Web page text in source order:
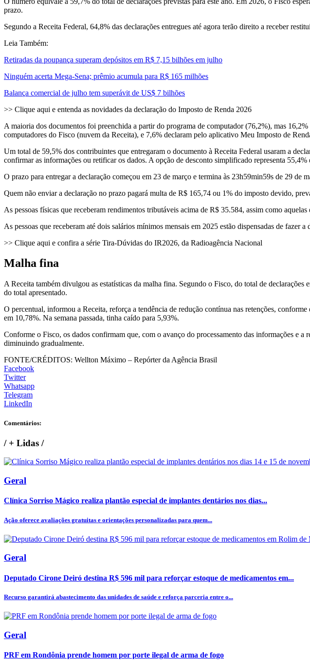
prazo.
Segundo a Receita Federal, 64,8% das declarações entregues até agora terão direito a receber
Leia Também:
Retiradas da poupança superam depósitos em R$ 7,15 bilhões em julho
Ninguém acerta Mega-Sena; prêmio acumula para R$ 165 milhões
Balança comercial de julho tem superávit de US$ 7 bilhões
>> Clique aqui e entenda as novidades da declaração do Imposto de Renda 2026
A maioria dos documentos foi preenchida a partir do programa de computador (76,2%), mas
computadores do Fisco (nuvem da Receita), e 7,6% declaram pelo aplicativo Meu Imposto de
Um total de 59,5% dos contribuintes que entregaram o documento à Receita Federal usaram a
confirmar as informações ou retificar os dados. A opção de desconto simplificado representa 55,4%
O prazo para entregar a declaração começou em 23 de março e termina às 23h59min59s de 29 de
Quem não enviar a declaração no prazo pagará multa de R$ 165,74 ou 1% do imposto devido,
As pessoas físicas que receberam rendimentos tributáveis acima de R$ 35.584, assim como
As pessoas que receberam até dois salários mínimos mensais em 2025 estão dispensadas de fazer
>> Clique aqui e confira a série Tira-Dúvidas do IR2026, da Radioagência Nacional
Malha fina
A Receita também divulgou as estatísticas da malha fina. Segundo o Fisco, do total de
do total apresentado.
O percentual, informou a Receita, reforça a tendência de redução contínua nas retenções,
em 10,78%. Na semana passada, tinha caído para 5,93%.
Conforme o Fisco, os dados confirmam que, com o avanço do processamento das informações e
diminuindo gradualmente.
FONTE/CRÉDITOS: Wellton Máximo – Repórter da Agência Brasil
Facebook
Twitter
Whatsapp
Telegram
LinkedIn
Comentários:
/+ Lidas /
Geral
Clínica Sorriso Mágico realiza plantão especial de implantes dentários nos dias...
Ação oferece avaliações gratuitas e orientações personalizadas para quem...
Geral
Deputado Cirone Deiró destina R$ 596 mil para reforçar estoque de medicamentos em...
Recurso garantirá abastecimento das unidades de saúde e reforça parceria entre o...
Geral
PRF em Rondônia prende homem por porte ilegal de arma de fogo